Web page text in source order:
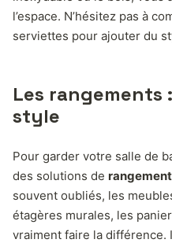
l’espace. N’hésitez pas à
serviettes pour ajouter du
Les
style
Pour garder votre salle de
des solutions de rangement
souvent oubliés, les
étagères murales, les
vraiment faire la différence.